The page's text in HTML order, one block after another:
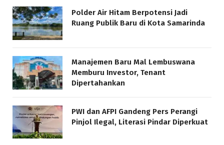
Polder Air Hitam Berpotensi Jadi
Ruang Publik Baru di Kota Samarinda
Manajemen Baru Mal Lembuswana
Memburu Investor, Tenant
Dipertahankan
PWI dan AFPI Gandeng Pers Perangi
Pinjol Ilegal, Literasi Pindar Diperkuat